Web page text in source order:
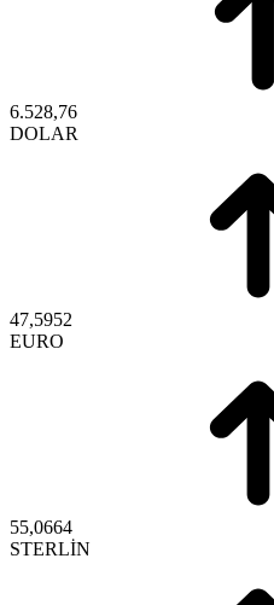
6.528,76
DOLAR
47,5952
EURO
55,0664
STERLİN